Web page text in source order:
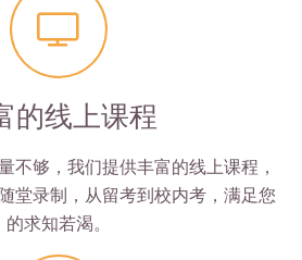
的线上课程
不够，我们提供丰富的线上课程，
堂录制，从留考到校内考，满足您
的求知若渴。